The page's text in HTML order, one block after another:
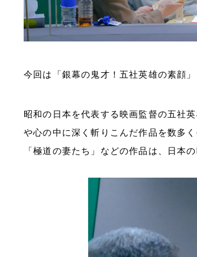
今回は「銀幕の鬼才！五社英雄の素顔
昭和の日本を代表する映画監督の五社
や心の中に深く斬りこんだ作品を数多
「極道の妻たち」などの作品は、日本